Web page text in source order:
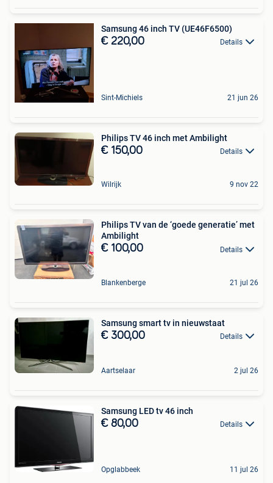
Samsung 46 inch TV (UE46F6500)
€ 220,00 Details
Sint-Michiels 21 jun 26
Philips TV 46 inch met Ambilight
€ 150,00 Details
Wilrijk 9 nov 22
Philips TV van de ‘goede generatie’ met
Ambilight
€ 100,00 Details
Blankenberge 21 jul 26
Samsung smart tv in nieuwstaat
€ 300,00 Details
Aartselaar 2 jul 26
Samsung LED tv 46 inch
€ 80,00 Details
Opglabbeek 11 jul 26